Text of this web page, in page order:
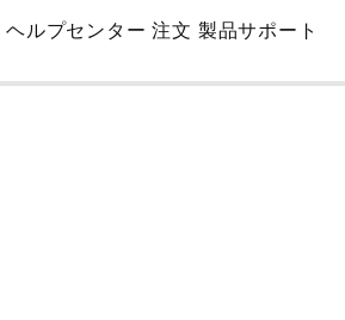
Skip
Main
ヘルプセンター 注文 製品サポート